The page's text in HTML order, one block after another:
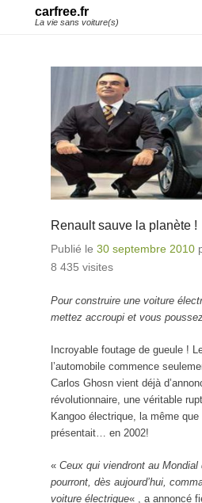
carfree.fr
La vie sans voiture(s)
Renault sauve la planète !
Publié le 30 septembre 2010
8 435 visites
Pour construire une voiture
mettez accroupi et vous
Incroyable foutage de gueule !
l’automobile commence
Carlos Ghosn vient déjà
révolutionnaire, une véritable
Kangoo électrique, la même
présentait… en 2002!
« Ceux qui viendront au Mondial
pourront, dès aujourd’hui,
voiture électrique« , a annoncé